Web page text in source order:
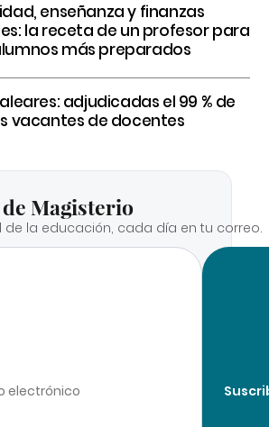
enseñanza y finanzas
la receta de un profesor para
más preparados
adjudicadas el 99 % de
vacantes de docentes
Magisterio
de la educación, cada día en tu correo.